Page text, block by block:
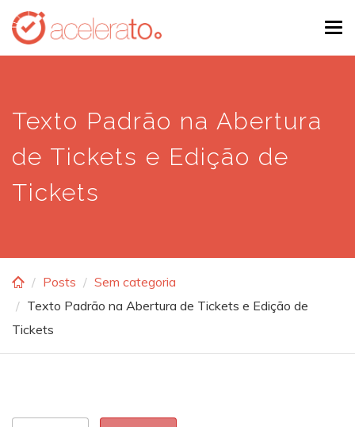
Skip
main
Texto Padrão na Abertura
de Tickets e Edição de
Tickets
Posts
Sem categoria
Texto Padrão na Abertura de Tickets e Edição de
Tickets